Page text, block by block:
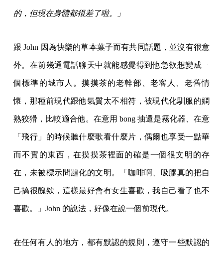
的，但現在身體都很差了啦。」
跟 John 因為快樂的草本葉子而有共同話題，並沒有很意
外。在前幾通電話聊天中就能感覺得到他急欲想變成ㄧ
個標準的城市人。摸摸茶的老幹部、老客人、老舊情
懷，那種前現代跟他氣質太不相符，被現代化馴服的嫻
熟狡猾，比較適合他。在意用 bong 抽還是霧化器、在意
「飛行」的時候聽什麼歌看什麼片，偶爾也享受一點華
而不實的東西，在摸摸茶裡面的確是一個很文明的存
在，未被標示問題化的文明。「咖啡啊、吸膠真的把自
己搞很醜欸，這樣最好會有女生喜歡，我自己看了也不
喜歡。」John 的說法，好像在說一個前現代。
在任何有人的地方，都有默認的規則，遵守一些默認的